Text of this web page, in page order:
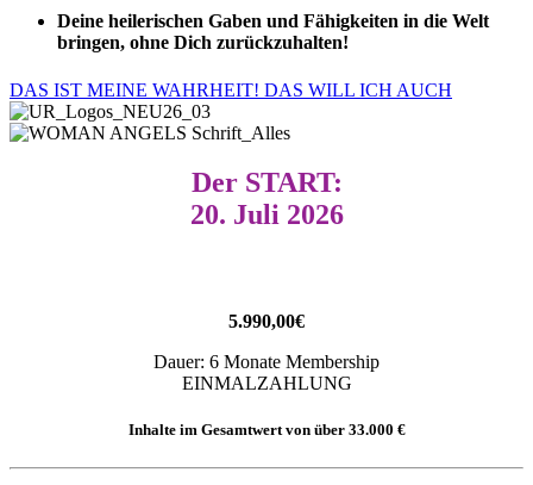
Deine heilerischen Gaben und Fähigkeiten in die Welt
bringen, ohne Dich zurückzuhalten!
DAS IST MEINE WAHRHEIT! DAS WILL ICH AUCH
Der START:
20. Juli 2026
5.990,00€
Dauer: 6 Monate Membership
EINMALZAHLUNG
Inhalte im Gesamtwert von über 33.000 €